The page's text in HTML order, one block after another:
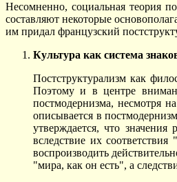
Несомненно, социальная теория
составляют некоторые
им придал французский
Культура как система
Постструктурализм как
Поэтому и в центре
постмодернизма, несмотря
описывается в
утверждается, что
вследствие их
воспроизводить
"мира, как он есть", а